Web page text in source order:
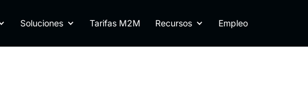
Soluciones Tarifas M2M Recursos Empleo